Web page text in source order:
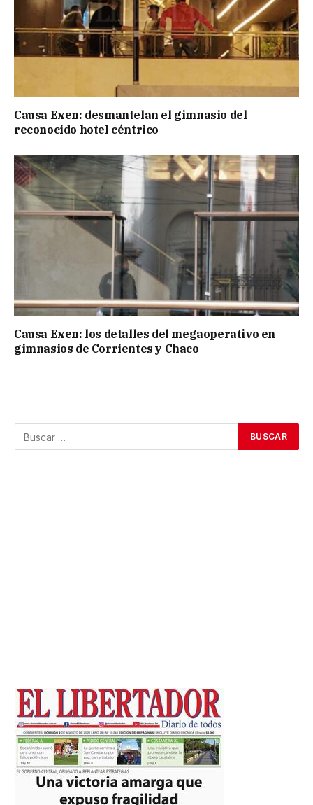
Causa Exen: desmantelan el gimnasio del
reconocido hotel céntrico
Causa Exen: los detalles del megaoperativo en
gimnasios de Corrientes y Chaco